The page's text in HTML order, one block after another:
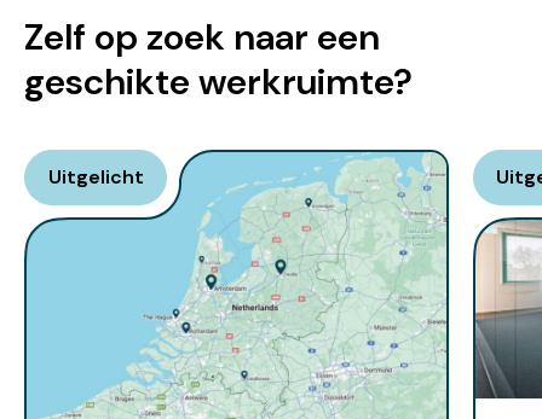
Zelf op zoek naar een
geschikte werkruimte?
Uitgelicht